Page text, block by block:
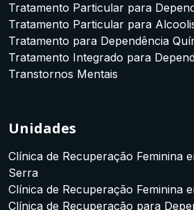
Tratamento Particular para
Tratamento Particular para
Tratamento para Dependência
Tratamento Integrado para
Transtornos Mentais
Unidades
Clínica de Recuperação Feminina
Serra
Clínica de Recuperação Feminina
Clínica de Recuperação para